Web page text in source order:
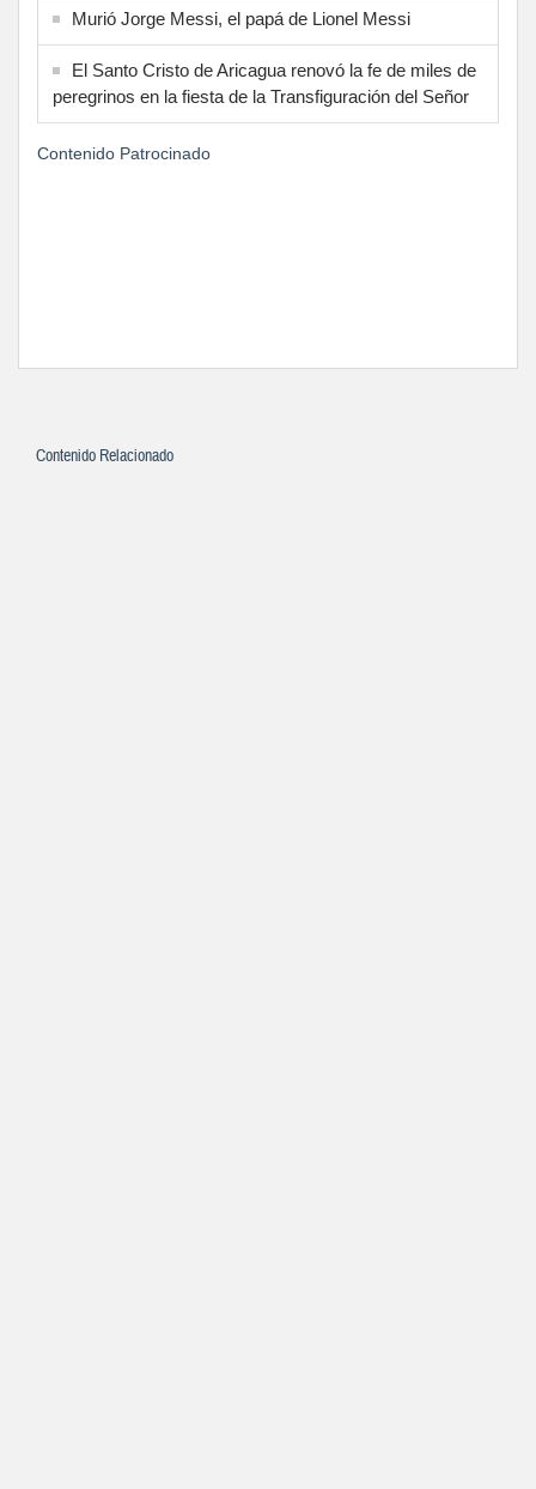
Murió Jorge Messi, el papá de Lionel Messi
El Santo Cristo de Aricagua renovó la fe de miles de
peregrinos en la fiesta de la Transfiguración del Señor
Contenido Patrocinado
Contenido Relacionado